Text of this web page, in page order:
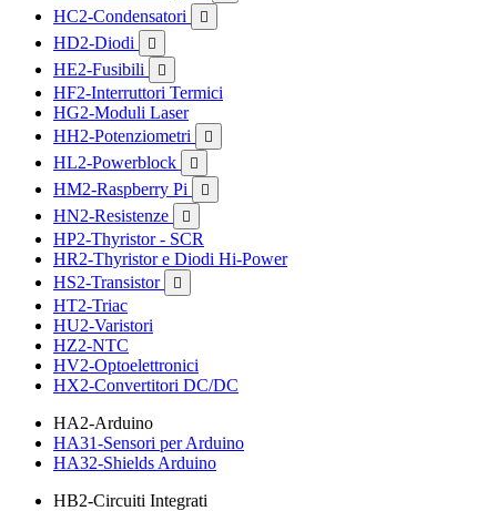
HC2-Condensatori 
HD2-Diodi 
HE2-Fusibili 
HF2-Interruttori Termici
HG2-Moduli Laser
HH2-Potenziometri

HL2-Powerblock 
HM2-Raspberry Pi 
HN2-Resistenze 
HP2-Thyristor - SCR
HR2-Thyristor e Diodi Hi-Power
HS2-Transistor

HT2-Triac
HU2-Varistori
HZ2-NTC
HV2-Optoelettronici
HX2-Convertitori DC/DC
HA2-Arduino
HA31-Sensori per Arduino
HA32-Shields Arduino
HB2-Circuiti Integrati